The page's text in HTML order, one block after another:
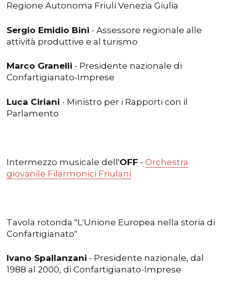
Regione Autonoma Friuli Venezia Giulia
Sergio Emidio Bini - Assessore regionale alle
attività produttive e al turismo
Marco Granelli - Presidente nazionale di
Confartigianato-Imprese
Luca Ciriani - Ministro per i Rapporti con il
Parlamento
Intermezzo musicale dell'OFF - Orchestra
giovanile Filarmonici Friulani
Tavola rotonda "L'Unione Europea nella storia di
Confartigianato"
Ivano Spallanzani - Presidente nazionale, dal
1988 al 2000, di Confartigianato-Imprese